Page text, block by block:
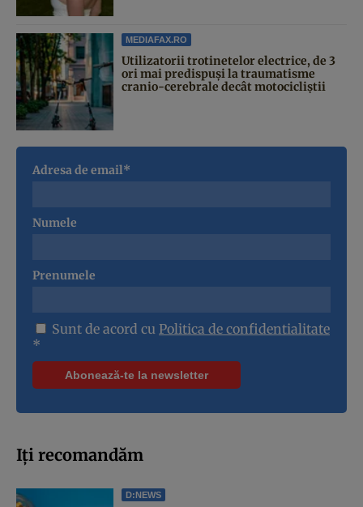
MEDIAFAX.RO
Utilizatorii trotinetelor electrice, de 3
ori mai predispuși la traumatisme
cranio-cerebrale decât motocicliștii
Adresa de email*
Numele
Prenumele
Sunt de acord cu Politica de confidentialitate
*
Iți recomandăm
D:NEWS